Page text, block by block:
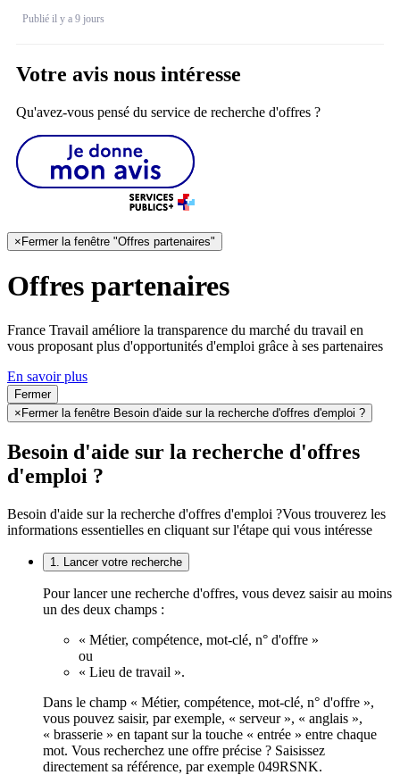
Publié il y a 9 jours
Votre avis nous intéresse
Qu'avez-vous pensé du service de recherche d'offres ?
× Fermer la fenêtre "Offres partenaires"
Offres partenaires
France Travail améliore la transparence du marché du travail en
vous proposant plus d'opportunités d'emploi grâce à ses partenaires
En savoir plus
Fermer
×Fermer la fenêtre Besoin d'aide sur la recherche d'offres d'emploi ?
Besoin d'aide sur la recherche d'offres
d'emploi ?
Besoin d'aide sur la recherche d'offres d'emploi ?Vous trouverez les
informations essentielles en cliquant sur l'étape qui vous intéresse
1. Lancer votre recherche
Pour lancer une recherche d'offres, vous devez saisir au moins
un des deux champs :
« Métier, compétence, mot-clé, n° d'offre »
ou
« Lieu de travail ».
Dans le champ « Métier, compétence, mot-clé, n° d'offre »,
vous pouvez saisir, par exemple, « serveur », « anglais »,
« brasserie » en tapant sur la touche « entrée » entre chaque
mot. Vous recherchez une offre précise ? Saisissez
directement sa référence, par exemple 049RSNK.